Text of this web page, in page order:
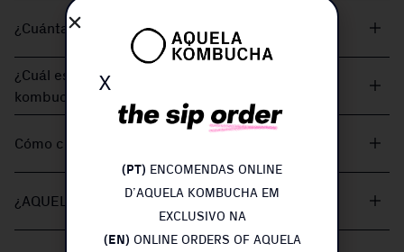
¿Cuánta kombucha puedo beber por día?
¿Cuál es el mejor momento del día para beber
kombucha?
Cómo conservar y beber AQUELA KOMBUCHA
¿AQUELA KOMBUCHA contiene azúcar?
x
(PT) ENCOMENDAS ONLINE
D’AQUELA KOMBUCHA EM
EXCLUSIVO NA
(EN) ONLINE ORDERS OF AQUELA